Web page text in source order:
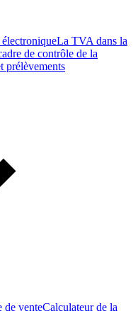
La TVA dans la
de contrôle de la
prélèvements
de venteCalculateur de la